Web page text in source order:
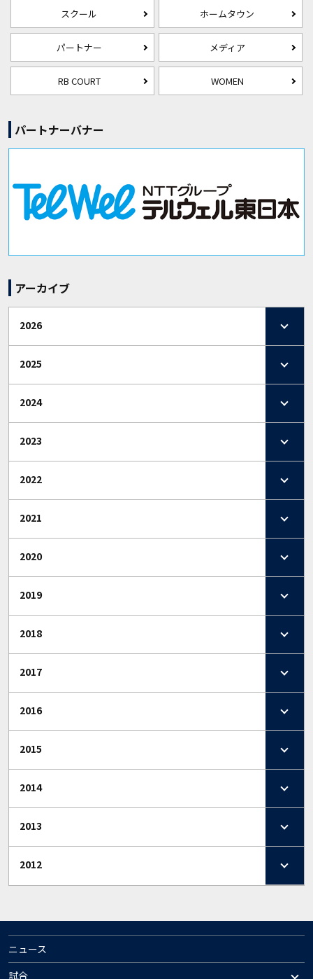
スクール ホームタウン
パートナー メディア
RB COURT WOMEN
パートナーバナー
アーカイブ
2026
2025
2024
2023
2022
2021
2020
2019
2018
2017
2016
2015
2014
2013
2012
ニュース
試合